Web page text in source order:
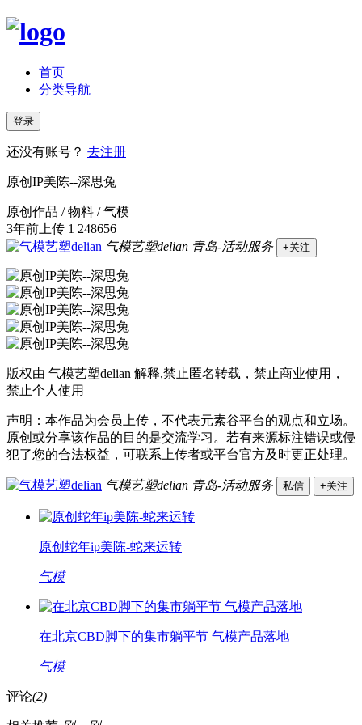
首页
分类导航
登录
还没有账号？ 去注册
原创IP美陈--深思兔
原创作品 / 物料 / 气模
3年前上传 1 248656
气模艺塑delian 青岛-活动服务 +关注
版权由 气模艺塑delian 解释,禁止匿名转载，禁止商业使用，
禁止个人使用
声明：本作品为会员上传，不代表元素谷平台的观点和立场。
原创或分享该作品的目的是交流学习。若有来源标注错误或侵
犯了您的合法权益，可联系上传者或平台官方及时更正处理。
气模艺塑delian 青岛-活动服务 私信 +关注
原创蛇年ip美陈-蛇来运转
气模
在北京CBD脚下的集市躺平节 气模产品落地
气模
评论(2)